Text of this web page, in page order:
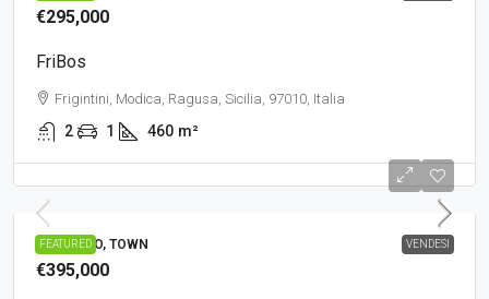
€295,000
FriBos
Frigintini, Modica, Ragusa, Sicilia, 97010, Italia
2 1 460 m²
FEATURED VENDESI
PRESTIGIO, TOWN
€395,000